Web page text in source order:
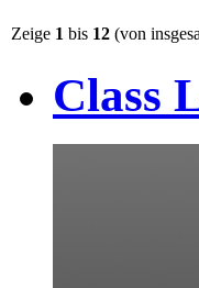
Zeige 1 bis 12 (von
Class